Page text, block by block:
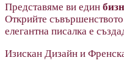
Представяме ви един
Открийте
елегантна писалка е
Изискан Дизайн и